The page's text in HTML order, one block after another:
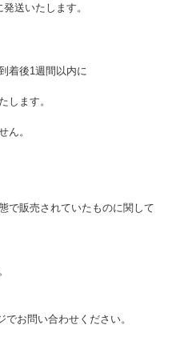
送いたします。
着後1週間以内に
します。
ん。
で販売されていたものに関して
お問い合わせください。